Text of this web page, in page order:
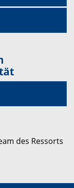
des Ressorts